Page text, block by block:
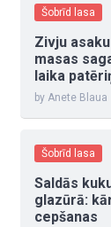
Šobrīd lasa
Zivju
masas
laika
by Anete Blaua
Šobrīd lasa
Saldās
glazūrā:
cepšanas